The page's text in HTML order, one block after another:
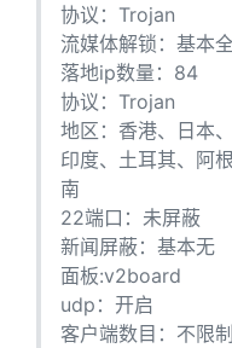
协议：Trojan
流媒体解锁：基本
落地ip数量：84
协议：Trojan
地区：香港、日本
印度、土耳其、阿
南
22端口：未屏蔽
新闻屏蔽：基本无
面板:v2board
udp：开启
客户端数目：不限制